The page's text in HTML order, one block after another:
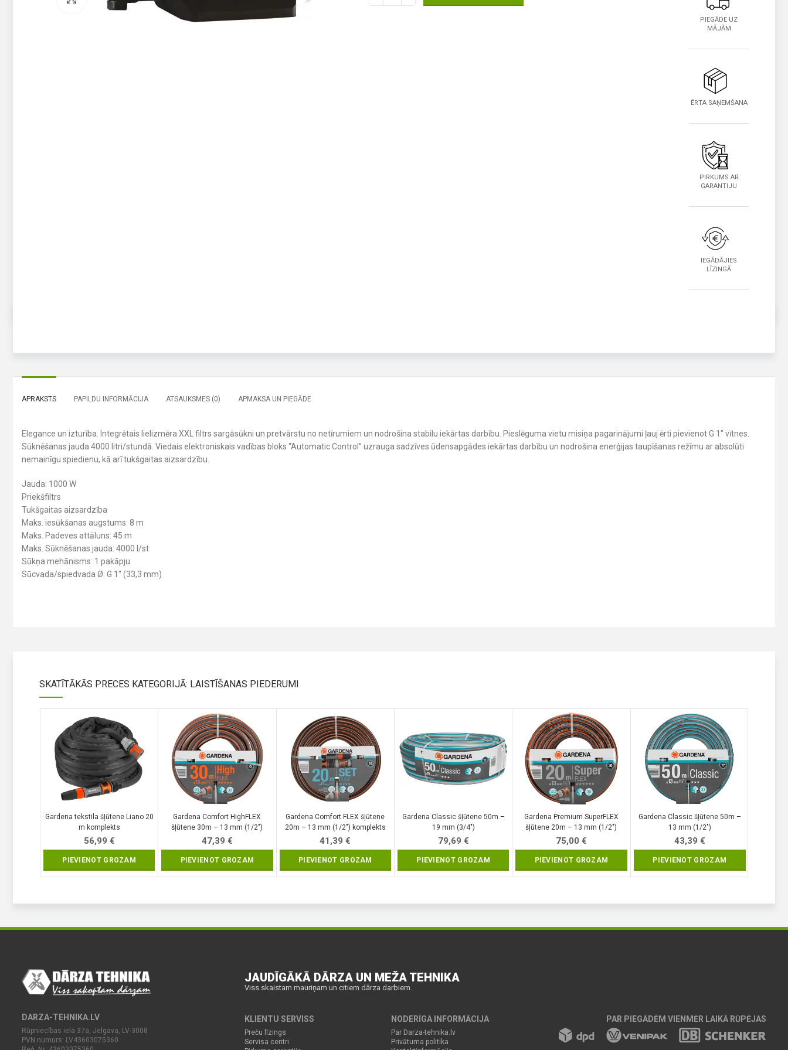
PIEGĀDE UZ
MĀJĀM
ĒRTA SAŅEMŠANA
PIRKUMS AR
GARANTIJU
IEGĀDĀJIES
LĪZINGĀ
APRAKSTS PAPILDU INFORMĀCIJA ATSAUKSMES (0) APMAKSA UN PIEGĀDE
Elegance un izturība. Integrētais lielizmēra XXL filtrs sargāsūkni un pretvārstu no netīrumiem un nodrošina stabilu iekārtas darbību. Pieslēguma vietu misiņa pagarinājumi ļauj ērti pievienot G 1″ vītnes.
Sūknēšanas jauda 4000 litri/stundā. Viedais elektroniskais vadības bloks “Automatic Control” uzrauga sadzīves ūdensapgādes iekārtas darbību un nodrošina enerģijas taupīšanas režīmu ar absolūti
nemainīgu spiedienu, kā arī tukšgaitas aizsardzību.
Jauda: 1000 W
Priekšfiltrs
Tukšgaitas aizsardzība
Maks. iesūkšanas augstums: 8 m
Maks. Padeves attāluns: 45 m
Maks. Sūknēšanas jauda: 4000 l/st
Sūkņa mehānisms: 1 pakāpju
Sūcvada/spiedvada Ø: G 1″ (33,3 mm)
SKATĪTĀKĀS PRECES KATEGORIJĀ: LAISTĪŠANAS PIEDERUMI
Gardena tekstila šļūtene Liano 20
m komplekts
56,99 €
PIEVIENOT GROZAM
Gardena Comfort HighFLEX
šļūtene 30m – 13 mm (1/2″)
47,39 €
PIEVIENOT GROZAM
Gardena Comfort FLEX šļūtene
20m – 13 mm (1/2″) komplekts
41,39€
PIEVIENOT GROZAM
Gardena Classic šļūtene 50m –
19 mm (3/4″)
79,69 €
PIEVIENOT GROZAM
Gardena Premium SuperFLEX
šļūtene 20m – 13 mm (1/2″)
75,00 €
PIEVIENOT GROZAM
Gardena Classic šļūtene 50m –
13 mm (1/2″)
43,39 €
PIEVIENOT GROZAM
DARZA-TEHNIKA.LV
Rūpniecības iela 37a, Jelgava, LV-3008
PVN numurs: LV43603075360
JAUDĪGĀKĀ DĀRZA UN MEŽA TEHNIKA
Viss skaistam mauriņam un citiem dārza darbiem.
KLIENTU SERVISS
Preču līzings
Servisa centri
NODERĪGA INFORMĀCIJA
Par Darza-tehnika.lv
Privātuma politika
PAR PIEGĀDĒM VIENMĒR LAIKĀ RŪPĒJAS